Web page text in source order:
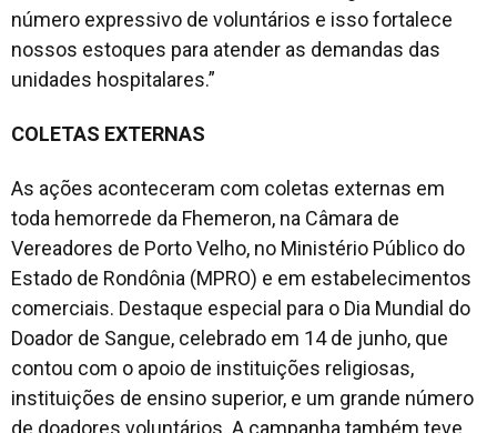
número expressivo de voluntários e isso fortalece
nossos estoques para atender as demandas das
unidades hospitalares.”
COLETAS EXTERNAS
As ações aconteceram com coletas externas em
toda hemorrede da Fhemeron, na Câmara de
Vereadores de Porto Velho, no Ministério Público do
Estado de Rondônia (MPRO) e em estabelecimentos
comerciais. Destaque especial para o Dia Mundial do
Doador de Sangue, celebrado em 14 de junho, que
contou com o apoio de instituições religiosas,
instituições de ensino superior, e um grande número
de doadores voluntários. A campanha também teve